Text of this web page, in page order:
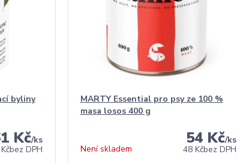
byliny
Kč/ks
bez DPH
MARTY Essential pro psy ze 100 %
masa losos 400 g
54 Kč/ks
48 Kčbez DPH
Není skladem